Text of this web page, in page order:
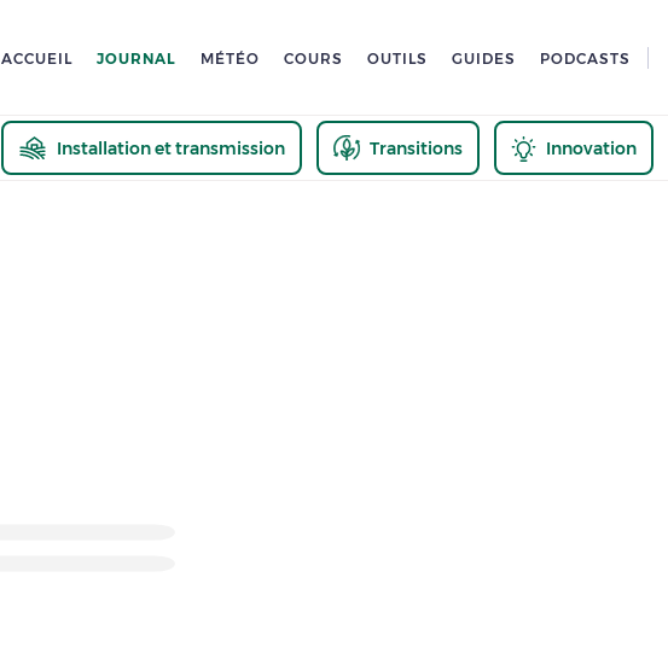
ACCUEIL JOURNAL MÉTÉO COURS OUTILS GUIDES PODCASTS
Installation et transmission Transitions Innovation